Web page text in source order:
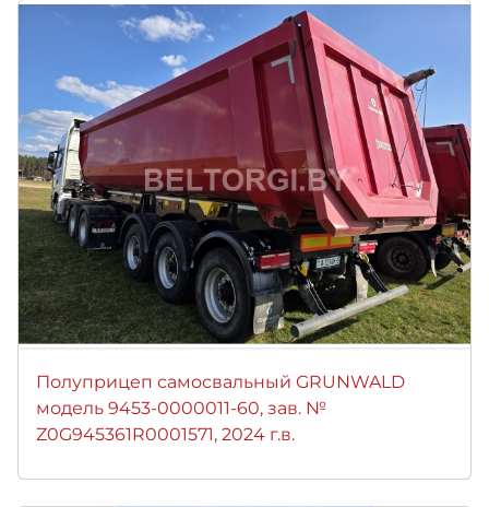
Полуприцеп самосвальный GRUNWALD
модель 9453-0000011-60, зав. №
Z0G945361R0001571, 2024 г.в.